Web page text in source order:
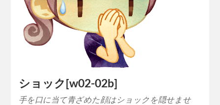
ショック[w02-02b]
手を口に当て青ざめた顔はショックを隠せませ